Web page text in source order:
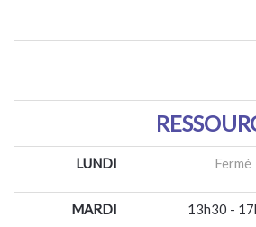
LUNDI Fermé
MARDI
13h30 -